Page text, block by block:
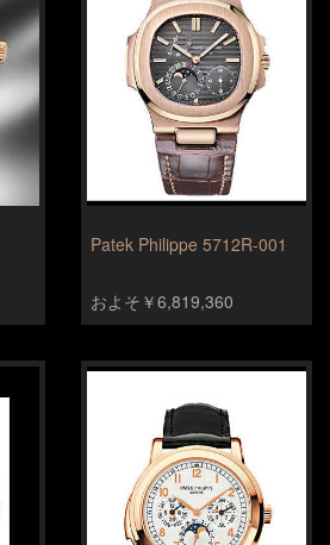
Patek Philippe 5712R-001
およそ￥6,819,360